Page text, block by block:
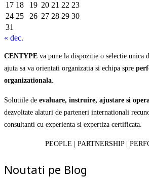
17 18 19 20 21 22 23
24 25 26 27 28 29 30
31
« dec.
CENTYPE va pune la dispozitie o selectie unica
ajuta sa va orientati organizatia si echipa spre
organizationala.
Solutiile de evaluare, instruire, ajustare si
dezvoltate alaturi de parteneri internationali
consultanti cu experienta si expertiza certificata.
PEOPLE | PARTNERSHIP |
Noutati pe Blog